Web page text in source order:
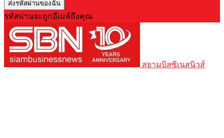
รหัสผ่านจะถูกอีเมล์ถึงคุณ
สยามบิสซิเนสนิวส์